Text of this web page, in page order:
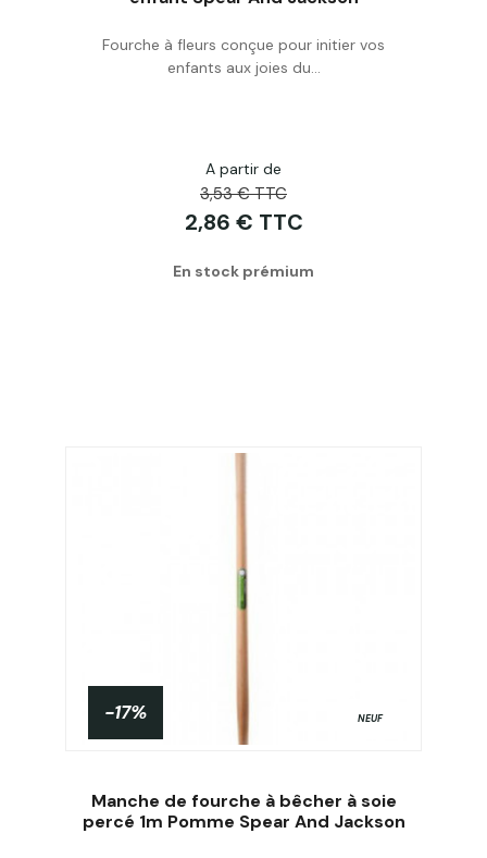
Acheter
Fourche à fleurs conçue pour initier vos
enfants aux joies du...
A partir de
3,53 € TTC
2,86 € TTC
En stock prémium
-17% NEUF
Manche de fourche à bêcher à soie
percé 1m Pomme Spear And Jackson